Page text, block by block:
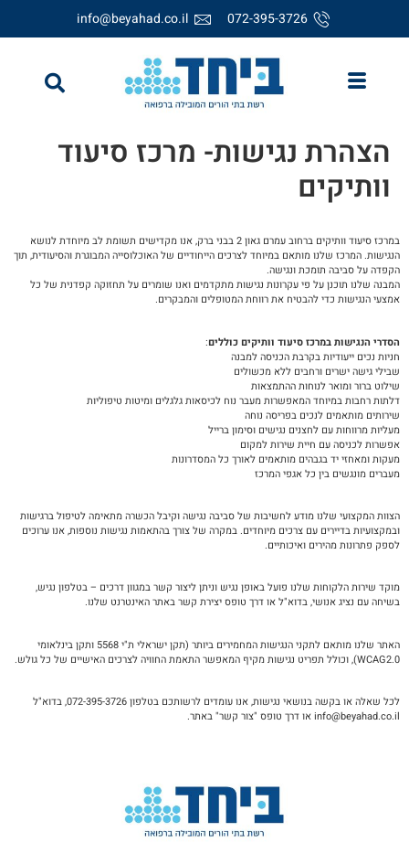
072-395-3726
info@beyahad.co.il
הצהרת נגישות- מרכז סיעוד
וותיקים
במרכז סיעוד וותיקים ברחוב עמרם גאון 2 בבני ברק, אנו מקדישים תשומת לב מיוחדת לנושא
הנגישות. המרכז שלנו מותאם במיוחד לצרכים הייחודיים של האוכלוסייה המבוגרת והסיעודית, תוך
הקפדה על סביבה תומכת ונגישה.
המבנה שלנו תוכנן על פי עקרונות נגישות מתקדמים ואנו שומרים על תחזוקה קפדנית של כל
אמצעי הנגישות כדי להבטיח את רווחת המטופלים והמבקרים.
הסדרי הנגישות במרכז סיעוד וותיקים כוללים:
חניות נכים ייעודיות בקרבת הכניסה למבנה
שבילי גישה ישרים ורחבים ללא מכשולים
שילוט ברור ומואר לנוחות ההתמצאות
דלתות רחבות במיוחד המאפשרות מעבר נוח לכיסאות גלגלים ומיטות טיפוליות
שירותים מותאמים לנכים בפריסה נוחה
מעליות מרווחות עם לחצנים נגישים וסימון ברייל
אפשרות לכניסה עם חיית שירות למקום
מעקות ומאחזי יד בגבהים מותאמים לאורך כל המסדרונות
מעברים מונגשים בין כל אגפי המרכז
הצוות המקצועי שלנו מודע לחשיבות של סביבה נגישה וקיבל הכשרה מתאימה לטיפול ברגישות
ובמקצועיות בדיירים עם צרכים מיוחדים. במקרה של צורך בהתאמות נגישות נוספות, אנו ערוכים
לספק פתרונות מהירים ואיכותיים.
מוקד שירות הלקוחות שלנו פועל באופן נגיש וניתן ליצור קשר במגוון דרכים – בטלפון נגיש,
בשיחה עם נציג אנושי, בדוא"ל או דרך טופס יצירת קשר באתר האינטרנט שלנו.
האתר שלנו מותאם לתקני הנגישות המחמירים ביותר (תקן ישראלי ת"י 5568 ותקן בינלאומי
WCAG2.0), וכולל תפריט נגישות מקיף המאפשר התאמת החוויה לצרכים האישיים של כל גולש.
לכל שאלה או בקשה בנושאי נגישות, אנו עומדים לרשותכם בטלפון 072-395-3726, בדוא"ל
info@beyahad.co.il או דרך טופס "צור קשר" באתר.